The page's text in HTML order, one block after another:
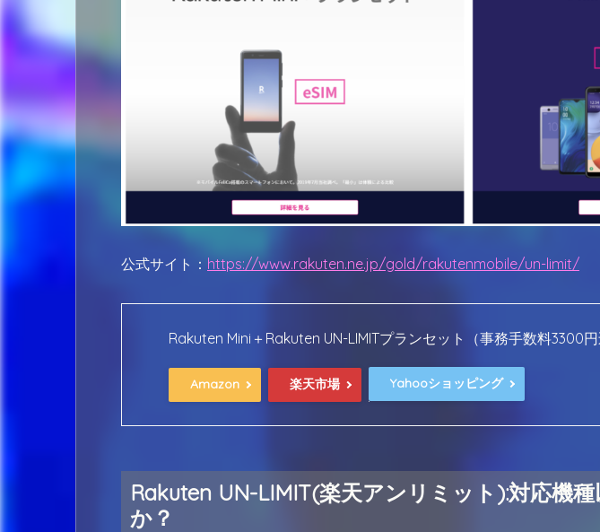
公式サイト： https://www.rakuten.ne.jp/gold/rakutenmobile/un-limit/
Rakuten Mini＋Rakuten UN-LIMITプランセット（事務手数料3300円
Amazon 楽天市場 Yahooショッピング
Rakuten UN-LIMIT(楽天アンリミット):対応機
か？